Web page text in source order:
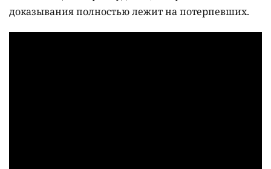
доказывания полностью лежит на потерпевших.